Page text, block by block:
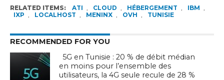
RELATED ITEMS: ATI CLOUD HÉBERGEMENT IBM
IXP
LOCALHOST MENINX OVH TUNISIE
RECOMMENDED FOR YOU
5G en Tunisie : 20 % de débit médian
en moins pour l’ensemble des
utilisateurs, la 4G seule recule de 28 %